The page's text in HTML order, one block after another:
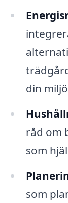
din
råd om
som
som